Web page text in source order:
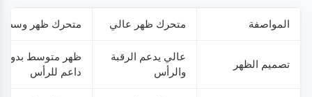
المواصفة متحرك ظهر عالي متحرك ظهر وسط
تصميم الظهر
عالي يدعم الرقبة
والرأس
ظهر متوسط بدون
داعم للرأس